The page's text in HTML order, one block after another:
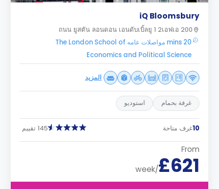
iQ Bloomsbury
200 ถนน ยูสตัน ลอนดอน เอนดับเบิ้ลยู 1 2เอฟเอ
20 mins مواصلات عامه The London School of
Economics and Political Science
المزيد
غرفة بحمام استوديو
10غرف متاحة 145 تقييم
From
£621
/week